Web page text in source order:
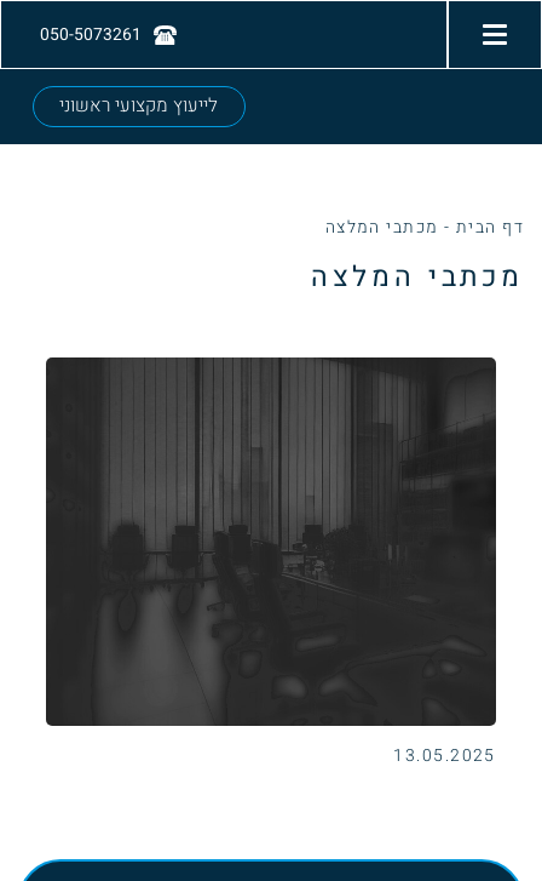
050-5073261
לייעוץ מקצועי ראשוני
דף הבית - מכתבי המלצה
מכתבי המלצה
13.05.2025